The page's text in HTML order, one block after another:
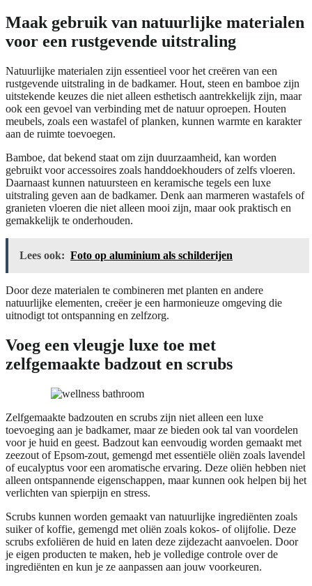
Maak gebruik van natuurlijke materialen
voor een rustgevende uitstraling
Natuurlijke materialen zijn essentieel voor het creëren van een
rustgevende uitstraling in de badkamer. Hout, steen en bamboe zijn
uitstekende keuzes die niet alleen esthetisch aantrekkelijk zijn, maar
ook een gevoel van verbinding met de natuur oproepen. Houten
meubels, zoals een wastafel of planken, kunnen warmte en karakter
aan de ruimte toevoegen.
Bamboe, dat bekend staat om zijn duurzaamheid, kan worden
gebruikt voor accessoires zoals handdoekhouders of zelfs vloeren.
Daarnaast kunnen natuursteen en keramische tegels een luxe
uitstraling geven aan de badkamer. Denk aan marmeren wastafels of
granieten vloeren die niet alleen mooi zijn, maar ook praktisch en
gemakkelijk te onderhouden.
Lees ook: Foto op aluminium als schilderijen
Door deze materialen te combineren met planten en andere
natuurlijke elementen, creëer je een harmonieuze omgeving die
uitnodigt tot ontspanning en zelfzorg.
Voeg een vleugje luxe toe met
zelfgemaakte badzout en scrubs
Zelfgemaakte badzouten en scrubs zijn niet alleen een luxe
toevoeging aan je badkamer, maar ze bieden ook tal van voordelen
voor je huid en geest. Badzout kan eenvoudig worden gemaakt met
zeezout of Epsom-zout, gemengd met essentiële oliën zoals lavendel
of eucalyptus voor een aromatische ervaring. Deze oliën hebben niet
alleen ontspannende eigenschappen, maar kunnen ook helpen bij het
verlichten van spierpijn en stress.
Scrubs kunnen worden gemaakt van natuurlijke ingrediënten zoals
suiker of koffie, gemengd met oliën zoals kokos- of olijfolie. Deze
scrubs exfoliëren de huid en laten deze zijdezacht aanvoelen. Door
je eigen producten te maken, heb je volledige controle over de
ingrediënten en kun je ze aanpassen aan jouw voorkeuren.